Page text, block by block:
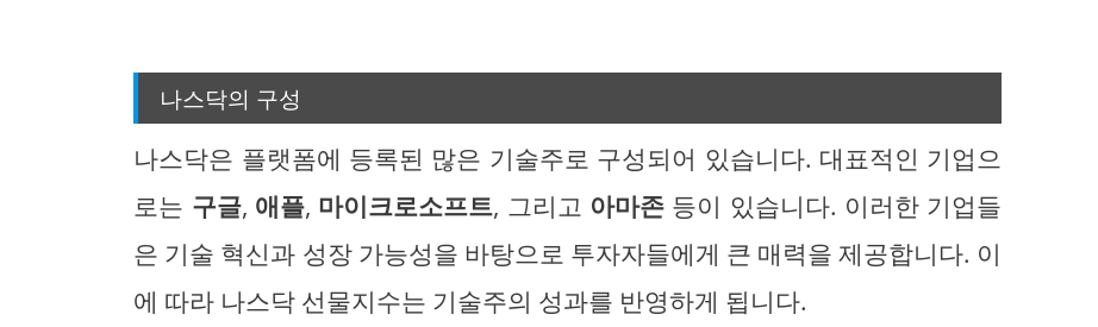
나스닥의 구성
나스닥은 플랫폼에 등록된 많은 기술주로 구성되어 있습니다. 대표적인 기업으
로는 구글, 애플, 마이크로소프트, 그리고 아마존등이 있습니다. 이러한 기업들
은 기술 혁신과 성장 가능성을 바탕으로 투자자들에게 큰 매력을 제공합니다. 이
에 따라 나스닥 선물지수는 기술주의 성과를 반영하게 됩니다.